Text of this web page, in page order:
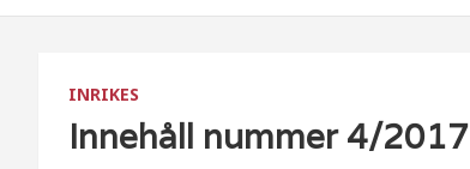
INRIKES
Innehåll nummer 4/2017